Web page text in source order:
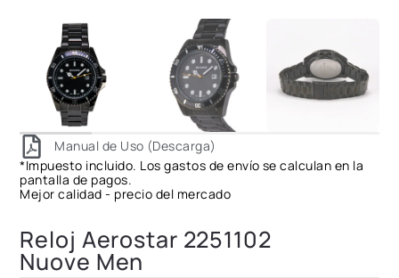
Manual de Uso (Descarga)
*Impuesto incluido. Los gastos de envío se calculan en la
pantalla de pagos.
Mejor calidad - precio del mercado
Reloj Aerostar 2251102
Nuove Men